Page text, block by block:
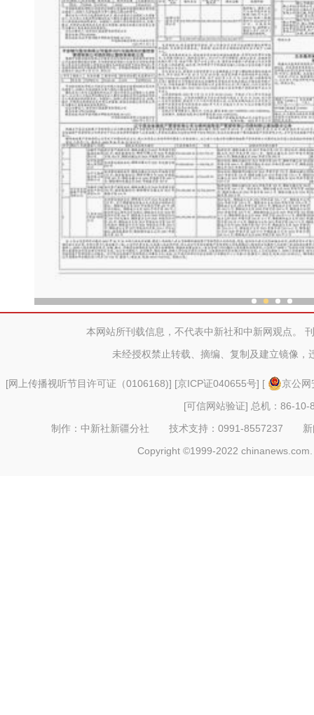
本网站所刊载信息，不代表中新社和中新网观点。
未经授权禁止转载、摘编、复制及建立镜像，
[网上传播视听节目许可证（0106168)] [京ICP证040655号] [
京公
[可信网站验证] 总机：86-10-
制作：中新社新疆分社 技术支持：0991-8557237
Copyright ©1999-2022